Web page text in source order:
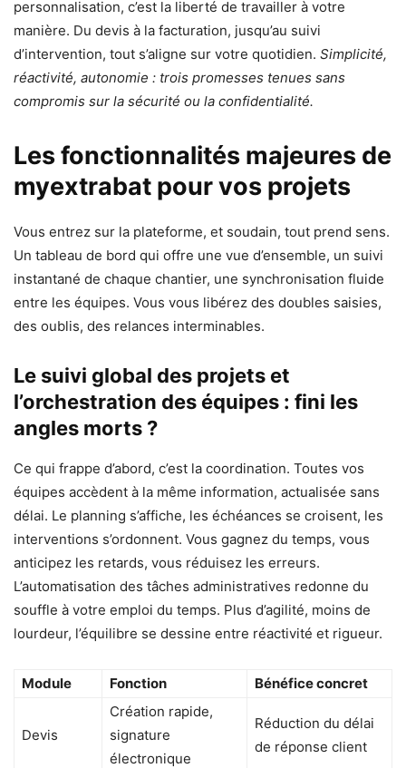
personnalisation, c’est la liberté de travailler à votre
manière. Du devis à la facturation, jusqu’au suivi
d’intervention, tout s’aligne sur votre quotidien. Simplicité,
réactivité, autonomie : trois promesses tenues sans
compromis sur la sécurité ou la confidentialité.
Les fonctionnalités majeures de
myextrabat pour vos projets
Vous entrez sur la plateforme, et soudain, tout prend sens.
Un tableau de bord qui offre une vue d’ensemble, un suivi
instantané de chaque chantier, une synchronisation fluide
entre les équipes. Vous vous libérez des doubles saisies,
des oublis, des relances interminables.
Le suivi global des projets et
l’orchestration des équipes : fini les
angles morts ?
Ce qui frappe d’abord, c’est la coordination. Toutes vos
équipes accèdent à la même information, actualisée sans
délai. Le planning s’affiche, les échéances se croisent, les
interventions s’ordonnent. Vous gagnez du temps, vous
anticipez les retards, vous réduisez les erreurs.
L’automatisation des tâches administratives redonne du
souffle à votre emploi du temps. Plus d’agilité, moins de
lourdeur, l’équilibre se dessine entre réactivité et rigueur.
Module Fonction Bénéfice concret
Devis
Création rapide,
signature
électronique
Réduction du délai
de réponse client